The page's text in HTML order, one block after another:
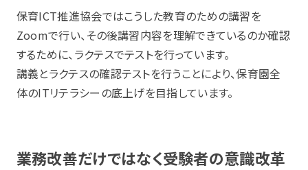
保育ICT推進協会ではこうした教育のための講習を
Zoomで行い、その後講習内容を理解できているのか確認
するために、ラクテスでテストを行っています。
講義とラクテスの確認テストを行うことにより、保育園全
体のITリテラシーの底上げを目指しています。
業務改善だけではなく受験者の意識改革